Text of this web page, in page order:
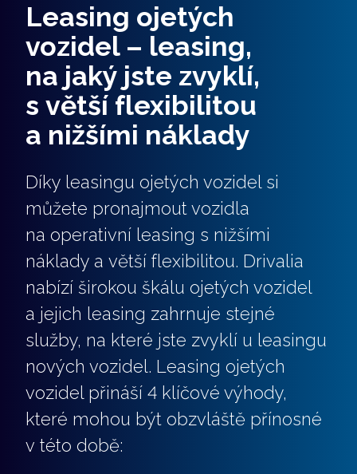
Leasing ojetých
vozidel – leasing,
na jaký jste zvyklí,
s větší flexibilitou
a nižšími náklady
Díky leasingu ojetých vozidel si
můžete pronajmout vozidla
na operativní leasing s nižšími
náklady a větší flexibilitou. Drivalia
nabízí širokou škálu ojetých vozidel
a jejich leasing zahrnuje stejné
služby, na které jste zvyklí u leasingu
nových vozidel. Leasing ojetých
vozidel přináší 4 klíčové výhody,
které mohou být obzvláště přínosné
v této době: